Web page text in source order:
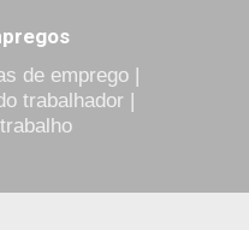
principal
de emprego |
trabalhador |